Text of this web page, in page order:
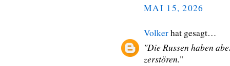
MAI 15, 2026
Volkerhat gesagt…
"Die Russen haben
zerstören."